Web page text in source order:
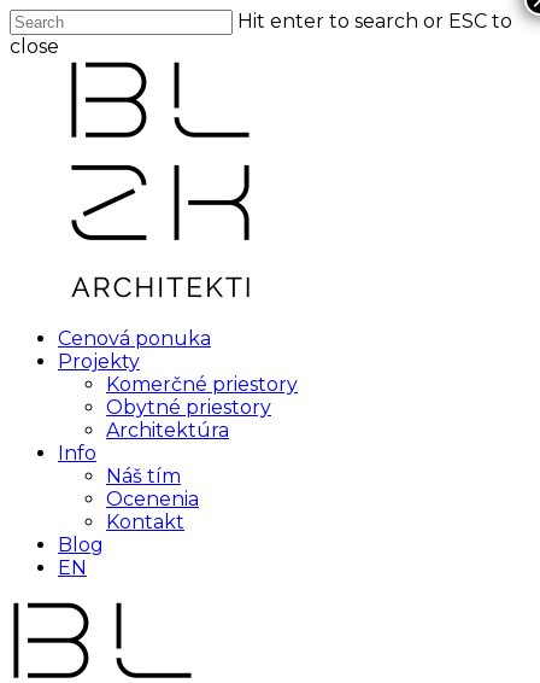
Skip
to
Hit enter to search or ESC to
close
MenuCenová ponuka
Projekty
Komerčné priestory
Obytné priestory
Architektúra
Info
Náš tím
Ocenenia
Kontakt
Blog
EN